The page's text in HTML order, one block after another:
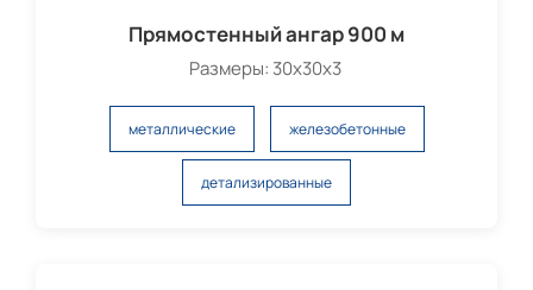
Прямостенный ангар 900 м
Размеры: 30х30х3
металлические железобетонные
детализированные